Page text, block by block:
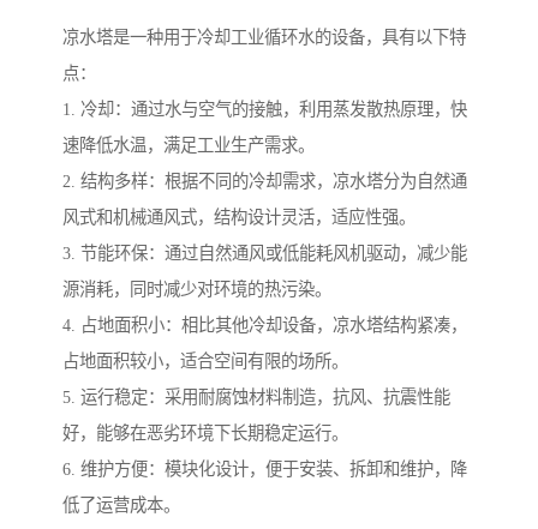
凉水塔是一种用于冷却工业循环水的设备，具有以下特
点：
1. 冷却：通过水与空气的接触，利用蒸发散热原理，快
速降低水温，满足工业生产需求。
2. 结构多样：根据不同的冷却需求，凉水塔分为自然通
风式和机械通风式，结构设计灵活，适应性强。
3. 节能环保：通过自然通风或低能耗风机驱动，减少能
源消耗，同时减少对环境的热污染。
4. 占地面积小：相比其他冷却设备，凉水塔结构紧凑，
占地面积较小，适合空间有限的场所。
5. 运行稳定：采用耐腐蚀材料制造，抗风、抗震性能
好，能够在恶劣环境下长期稳定运行。
6. 维护方便：模块化设计，便于安装、拆卸和维护，降
低了运营成本。